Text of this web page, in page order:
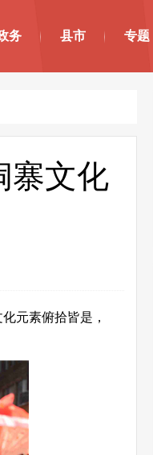
务 县市 专题
寨文化
元素俯拾皆是，